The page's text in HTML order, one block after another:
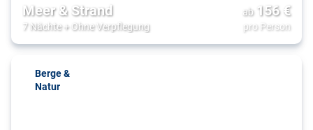
Meer & Strand
7 Nächte+ Ohne Verpflegung
ab 156€
pro Person
Berge &
Natur